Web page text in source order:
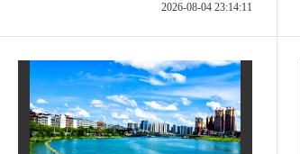
2026-08-04 23:14:11